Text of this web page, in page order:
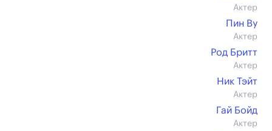
Актер
Пин Ву
Актер
Род Бритт
Актер
Ник Тэйт
Актер
Гай Бойд
Актер